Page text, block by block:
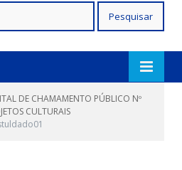
DE CHAMAMENTO PÚBLICO Nº
CULTURAIS